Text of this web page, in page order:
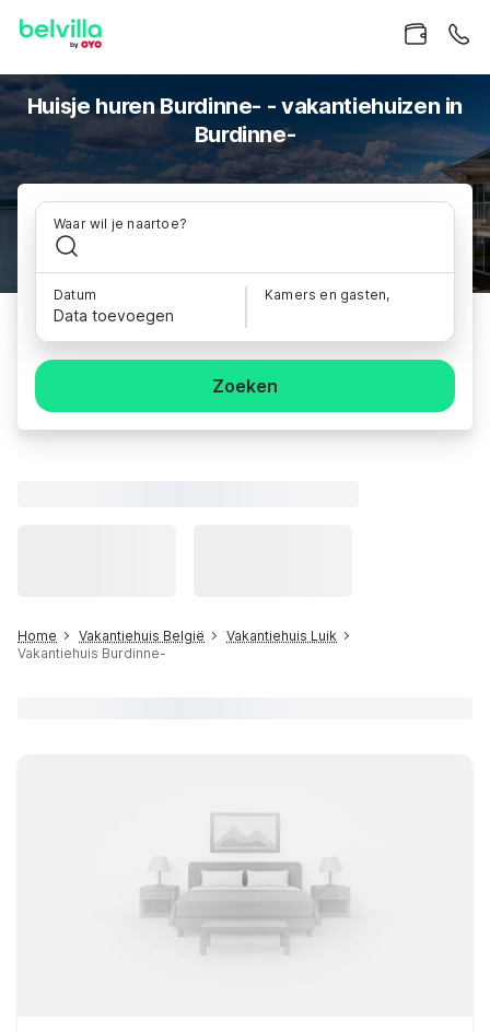
Huisje huren Burdinne- - vakantiehuizen in
Burdinne-
Waar wil je naartoe?
Datum
Data toevoegen
Kamers en gasten,
Zoeken
Home Vakantiehuis België
Vakantiehuis Luik
Vakantiehuis Burdinne-